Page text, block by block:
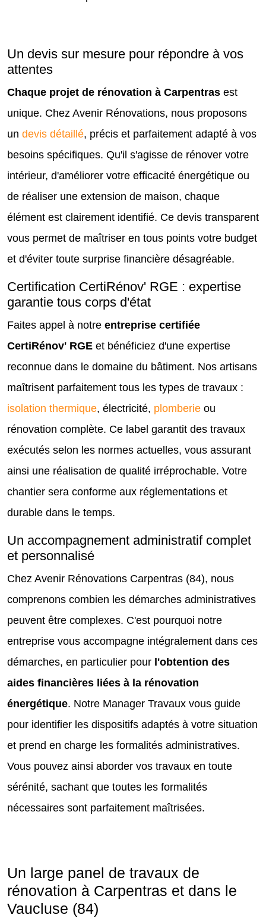
Un devis sur mesure pour répondre à vos
attentes
Chaque projet de rénovation à Carpentras est
unique. Chez Avenir Rénovations, nous proposons
un devis détaillé, précis et parfaitement adapté à vos
besoins spécifiques. Qu'il s'agisse de rénover votre
intérieur, d'améliorer votre efficacité énergétique ou
de réaliser une extension de maison, chaque
élément est clairement identifié. Ce devis transparent
vous permet de maîtriser en tous points votre budget
et d'éviter toute surprise financière désagréable.
Certification CertiRénov' RGE : expertise
garantie tous corps d'état
Faites appel à notre entreprise certifiée
CertiRénov' RGE et bénéficiez d'une expertise
reconnue dans le domaine du bâtiment. Nos artisans
maîtrisent parfaitement tous les types de travaux :
isolation thermique, électricité, plomberie ou
rénovation complète. Ce label garantit des travaux
exécutés selon les normes actuelles, vous assurant
ainsi une réalisation de qualité irréprochable. Votre
chantier sera conforme aux réglementations et
durable dans le temps.
Un accompagnement administratif complet
et personnalisé
Chez Avenir Rénovations Carpentras (84), nous
comprenons combien les démarches administratives
peuvent être complexes. C'est pourquoi notre
entreprise vous accompagne intégralement dans ces
démarches, en particulier pour l'obtention des
aides financières liées à la rénovation
énergétique. Notre Manager Travaux vous guide
pour identifier les dispositifs adaptés à votre situation
et prend en charge les formalités administratives.
Vous pouvez ainsi aborder vos travaux en toute
sérénité, sachant que toutes les formalités
nécessaires sont parfaitement maîtrisées.
Un large panel de travaux de
rénovation à Carpentras et dans le
Vaucluse (84)